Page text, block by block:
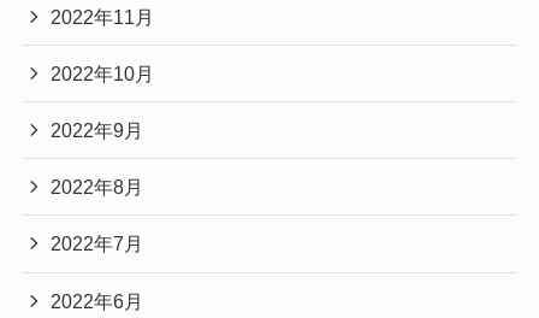
2022年11月
2022年10月
2022年9月
2022年8月
2022年7月
2022年6月